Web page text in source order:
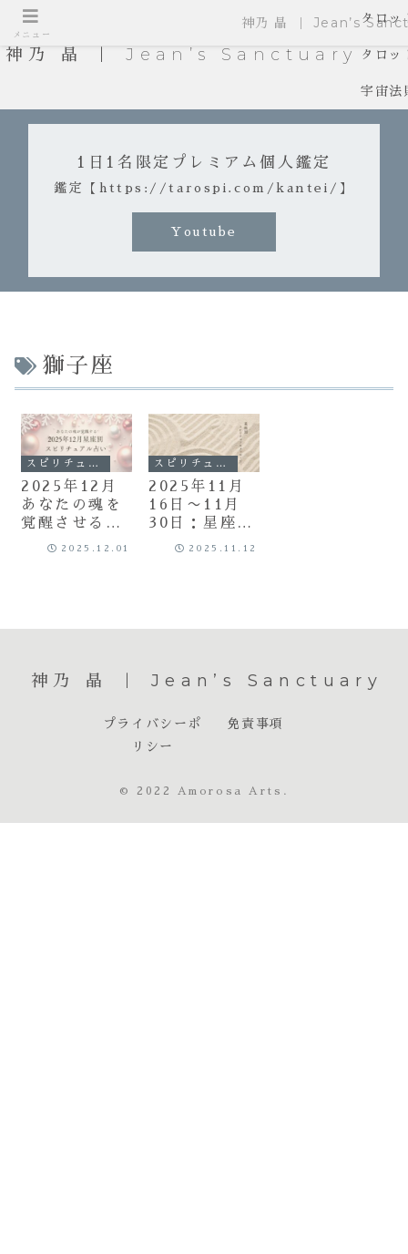
神乃 晶 ｜ Jean’s Sanctuary
タロッ
タロッ
宇宙法
1日1名限定プレミアム個人鑑定
鑑定【https://tarospi.com/kantei/】
Youtube
獅子座
スピリチュアル
2025年12月
あなたの魂を
覚醒させる
【星座別】ス
2025.12.01
スピリチュアル
2025年11月
16日〜11月
30日：星座別
スピリチュア
2025.11.12
神乃 晶 ｜ Jean’s Sanctuary
プライバシーポ
リシー
免責事項
© 2022 Amorosa Arts.
メニュー
神乃 晶 ｜ Jean’s